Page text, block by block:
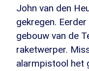
John van den
gekregen.
gebouw van de
raketwerper.
alarmpistool het